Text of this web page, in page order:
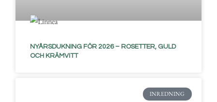
NYÅRSDUKNING FÖR 2026 – ROSETTER, GULD
OCH KRÄMVITT
INREDNING